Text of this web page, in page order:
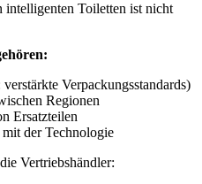
Toiletten ist nicht
Verpackungsstandards)
Regionen
Ersatzteilen
der Technologie
Vertriebshändler: